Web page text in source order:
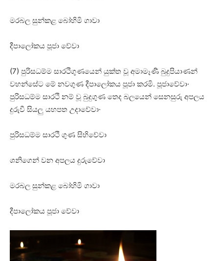
මරබල සුන්කළ බෝහිමි ගාවා
දීපාලෝකය පූජා වේවා
(7) පුරිසධම්ම සාරථිගුණයෙන් යුක්‌ත වූ අමාමෑණී බුදුපියාණන්
වහන්සේට මේ නවගුණ දීපාලෝකය පූජා කරමි. පූජාවේවා·
පුරිසධම්ම සාරථි නම් වූ බුදුගුණ තෙද බලයෙන් සෙනසුරු අපලය
දුරුවී සියලු යහපත උදාවේවා·
පුරිසධම්ම සාරථි ගුණ සිහිවේවා
ශනිගෙන් වන අපලය දුරුවේවා
මරබල සුන්කළ බෝහිමි ගාවා
දීපාලෝකය පූජා වේවා